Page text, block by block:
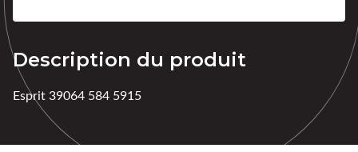
Description du produit
Esprit 39064 584 5915